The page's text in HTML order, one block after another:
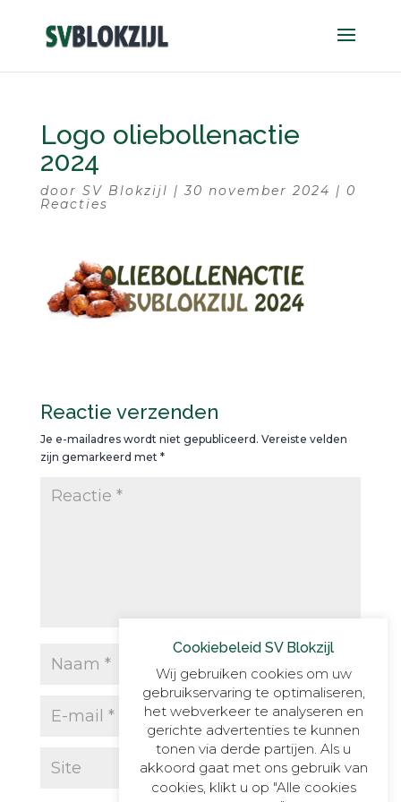
Logo oliebollenactie
2024
door SV Blokzijl | 30 november 2024 | 0
Reacties
Reactie verzenden
Je e-mailadres wordt niet gepubliceerd. Vereiste velden
zijn gemarkeerd met *
Cookiebeleid SV Blokzijl
Wij gebruiken cookies om uw
gebruikservaring te optimaliseren,
het webverkeer te analyseren en
gerichte advertenties te kunnen
tonen via derde partijen. Als u
akkoord gaat met ons gebruik van
cookies, klikt u op "Alle cookies